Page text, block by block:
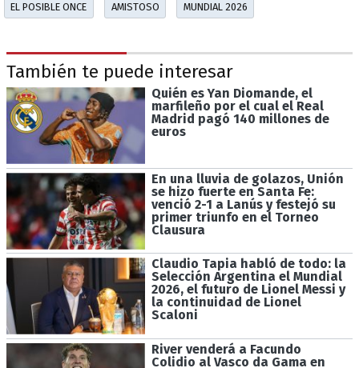
EL POSIBLE ONCE AMISTOSO MUNDIAL 2026
También te puede interesar
Quién es Yan Diomande, el
marfileño por el cual el Real
Madrid pagó 140 millones de
euros
En una lluvia de golazos, Unión
se hizo fuerte en Santa Fe:
venció 2-1 a Lanús y festejó su
primer triunfo en el Torneo
Clausura
Claudio Tapia habló de todo: la
Selección Argentina el Mundial
2026, el futuro de Lionel Messi y
la continuidad de Lionel
Scaloni
River venderá a Facundo
Colidio al Vasco da Gama en